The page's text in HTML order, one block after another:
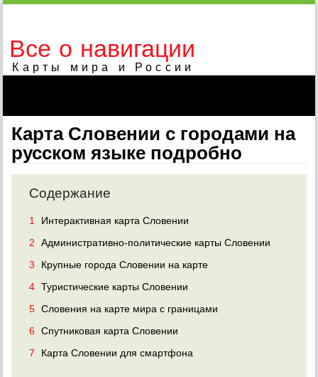
Все о навигации
Карты мира и России
Карта Словении с городами на
русском языке подробно
Содержание
1
Интерактивная карта Словении
2
Административно-политические карты Словении
3
Крупные города Словении на карте
4 Туристические карты Словении
5 Словения на карте мира с границами
6 Спутниковая карта Словении
7
Карта Словении для смартфона